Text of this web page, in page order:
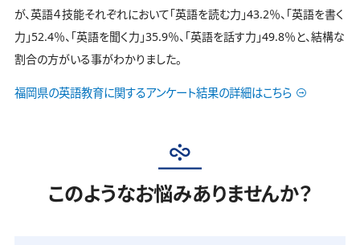
が、英語４技能それぞれにおいて「英語を読む力」43.2％、「英語を書く
力」52.4％、「英語を聞く力」35.9％、「英語を話す力」49.8％と、結構な
割合の方がいる事がわかりました。
福岡県の英語教育に関するアンケート結果の詳細はこちら
このようなお悩みありませんか？